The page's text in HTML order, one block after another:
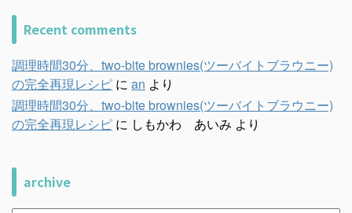
Recent comments
調理時間30分、two-bite brownies(ツーバイトブラウニー)
の完全再現レシピ に an より
調理時間30分、two-bite brownies(ツーバイトブラウニー)
の完全再現レシピ に しもかわ あいみ より
archive